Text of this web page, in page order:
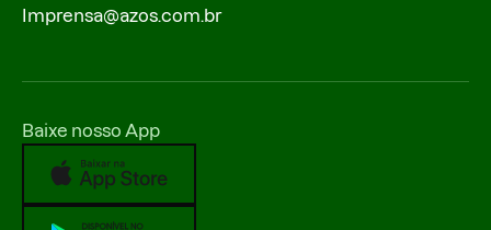
Imprensa@azos.com.br
Baixe nosso App